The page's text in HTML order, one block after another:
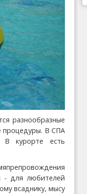
разнообразные
процедуры. В СПА
В курорте есть
- для любителей
всаднику, мысу